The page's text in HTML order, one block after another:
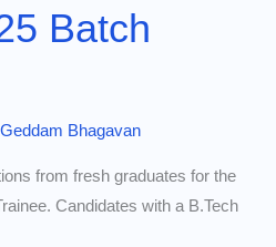
Batch
Geddam Bhagavan
from fresh graduates for the
Candidates with a B.Tech